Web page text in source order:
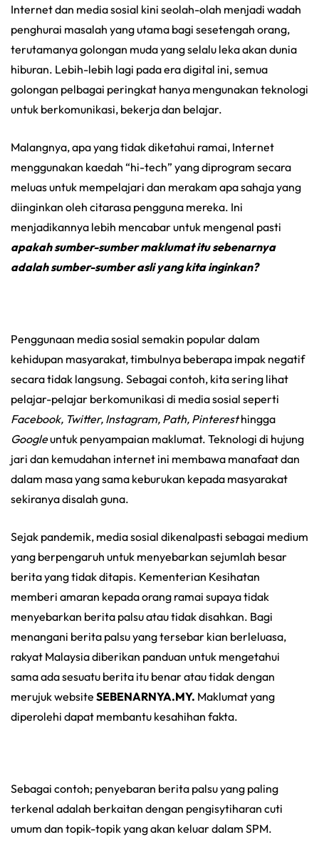
Internet dan media sosial kini seolah-olah menjadi wadah
penghurai masalah yang utama bagi sesetengah orang,
terutamanya golongan muda yang selalu leka akan dunia
hiburan. Lebih-lebih lagi pada era digital ini, semua
golongan pelbagai peringkat hanya mengunakan teknologi
untuk berkomunikasi, bekerja dan belajar.
Malangnya, apa yang tidak diketahui ramai, Internet
menggunakan kaedah “hi-tech” yang diprogram secara
meluas untuk mempelajari dan merakam apa sahaja yang
diinginkan oleh citarasa pengguna mereka. Ini
menjadikannya lebih mencabar untuk mengenal pasti
apakah sumber-sumber maklumat itu sebenarnya
adalah sumber-sumber asli yang kita inginkan?
Penggunaan media sosial semakin popular dalam
kehidupan masyarakat, timbulnya beberapa impak negatif
secara tidak langsung. Sebagai contoh, kita sering lihat
pelajar-pelajar berkomunikasi di media sosial seperti
Facebook, Twitter, Instagram, Path, Pinteresthingga
Googleuntuk penyampaian maklumat. Teknologi di hujung
jari dan kemudahan internet ini membawa manafaat dan
dalam masa yang sama keburukan kepada masyarakat
sekiranya disalah guna.
Sejak pandemik, media sosial dikenalpasti sebagai medium
yang berpengaruh untuk menyebarkan sejumlah besar
berita yang tidak ditapis. Kementerian Kesihatan
memberi amaran kepada orang ramai supaya tidak
menyebarkan berita palsu atau tidak disahkan. Bagi
menangani berita palsu yang tersebar kian berleluasa,
rakyat Malaysia diberikan panduan untuk mengetahui
sama ada sesuatu berita itu benar atau tidak dengan
merujuk website SEBENARNYA.MY. Maklumat yang
diperolehi dapat membantu kesahihan fakta.
Sebagai contoh; penyebaran berita palsu yang paling
terkenal adalah berkaitan dengan pengisytiharan cuti
umum dan topik-topik yang akan keluar dalam SPM.